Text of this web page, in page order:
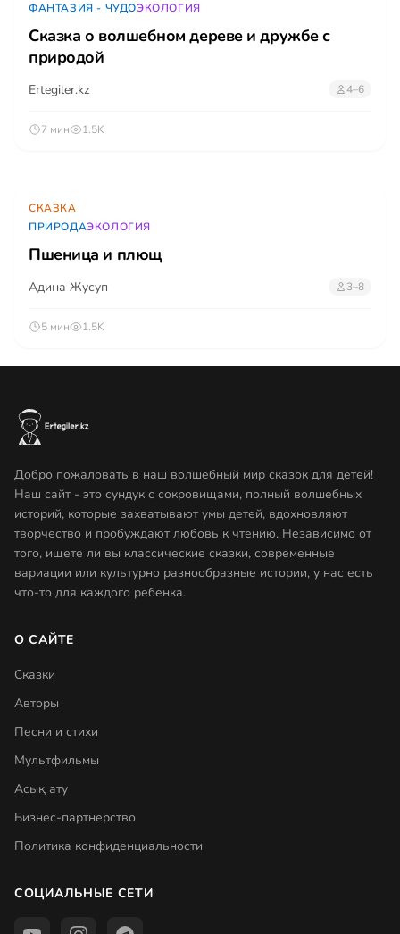
ФАНТАЗИЯ - ЧУДОЭКОЛОГИЯ
Сказка о волшебном дереве и дружбе с
природой
Ertegiler.kz 4–6
7 мин 1.5K
СКАЗКА
ПРИРОДАЭКОЛОГИЯ
Пшеница и плющ
Адина Жусуп 3–8
5 мин 1.5K
Добро пожаловать в наш волшебный мир сказок для детей!
Наш сайт - это сундук с сокровищами, полный волшебных
историй, которые захватывают умы детей, вдохновляют
творчество и пробуждают любовь к чтению. Независимо от
того, ищете ли вы классические сказки, современные
вариации или культурно разнообразные истории, у нас есть
что-то для каждого ребенка.
О САЙТЕ
Сказки
Авторы
Песни и стихи
Мультфильмы
Асық ату
Бизнес-партнерство
Политика конфиденциальности
СОЦИАЛЬНЫЕ СЕТИ